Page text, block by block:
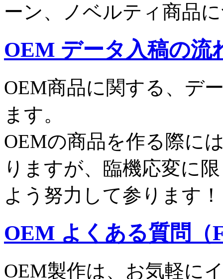
ーン、ノベルティ商品
OEM データ入稿の流
OEM商品に関する、デ
ます。
OEMの商品を作る際に
りますが、臨機応変に
よう努力して参ります！
OEM よくある質問（
OEM製作は、お気軽に